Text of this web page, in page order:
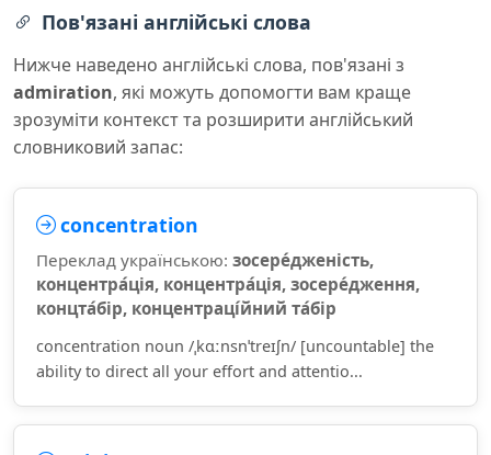
Пов'язані англійські слова
Нижче наведено англійські слова, пов'язані з
admiration, які можуть допомогти вам краще
зрозуміти контекст та розширити англійський
словниковий запас:
concentration
Переклад українською: зосере́дженість,
концентра́ція, концентра́ція, зосере́дження,
концта́бір, концентраці́йний та́бір
concentration noun /ˌkɑːnsnˈtreɪʃn/ [uncountable] the
ability to direct all your effort and attentio...